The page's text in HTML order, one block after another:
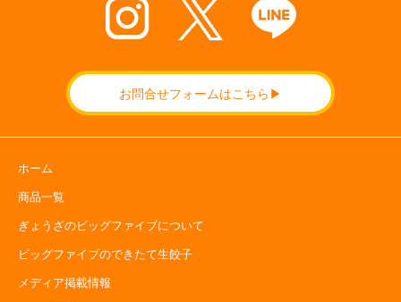
お問合せフォームはこちら▶
ホーム
商品一覧
ぎょうざのビッグファイブについて
ビッグファイブのできたて生餃子
メディア掲載情報